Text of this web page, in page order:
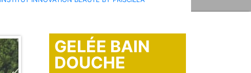
GELÉE BAIN
DOUCHE